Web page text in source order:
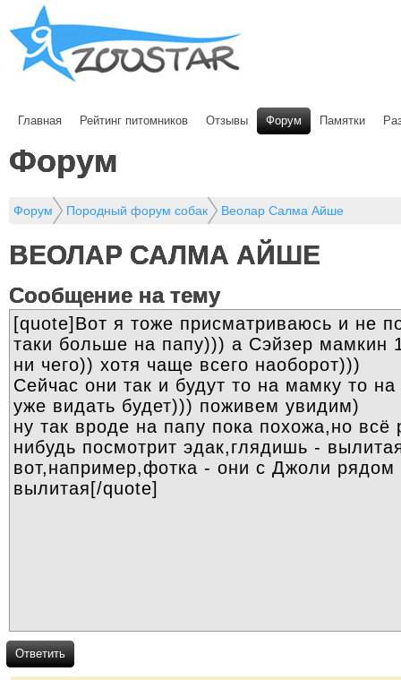
Главная Рейтинг питомников Отзывы Форум Памятки
Форум
Форум Породный форум собак Веолар Салма Айше
ВЕОЛАР САЛМА АЙШЕ
Cообщение на тему
Ответить